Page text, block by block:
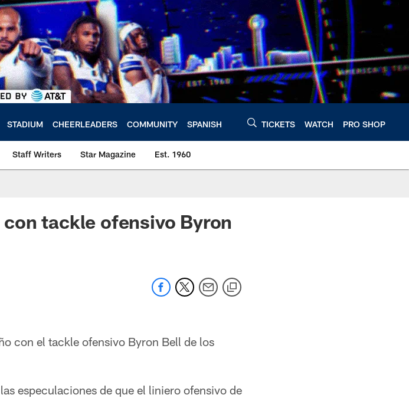
STADIUM CHEERLEADERS COMMUNITY SPANISH TICKETS WATCH PRO SHOP
Staff Writers Star Magazine Est. 1960
tackle ofensivo Byron
con el tackle ofensivo Byron Bell de los
especulaciones de que el liniero ofensivo de